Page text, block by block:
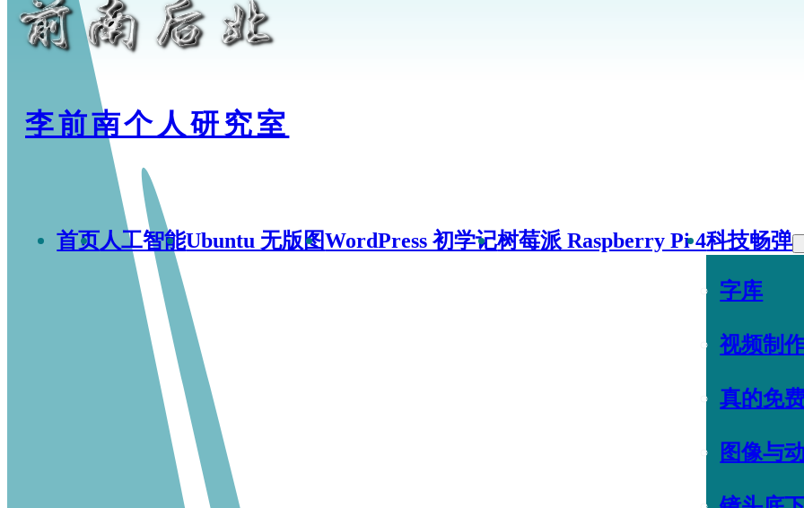
李前南个人研究室
首页人工智能Ubuntu 无版图WordPress 初学记树莓派 Raspberry Pi 4科技畅弹
字库
视频制
真的免
图像与